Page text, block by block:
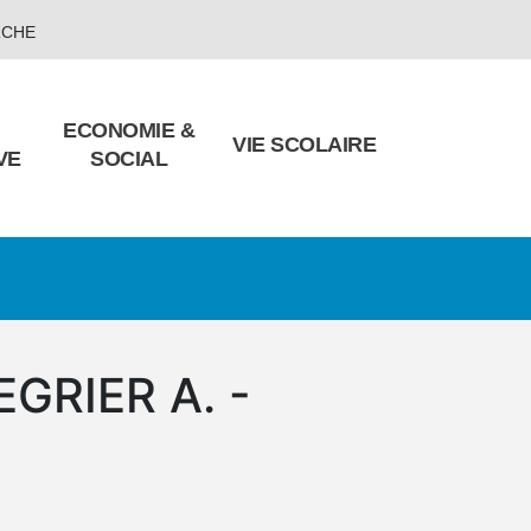
ECONOMIE &
SOCIAL
VIE SCOLAIRE
A. -